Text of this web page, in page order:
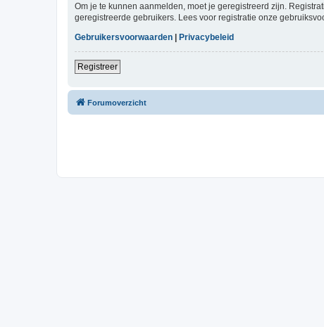
Om je te kunnen aanmelden, moet je geregistreerd zijn.
geregistreerde gebruikers. Lees voor registratie onze
Gebruikersvoorwaarden | Privacybeleid
Registreer
Forumoverzicht